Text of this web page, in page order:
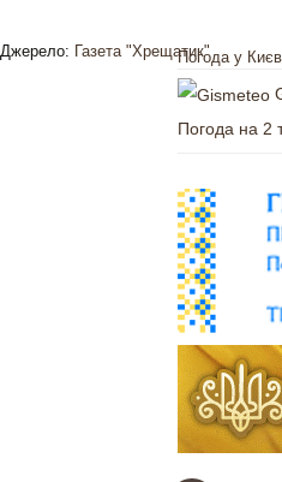
Джерело: Газета "Хрещатик"Погода у
Погода на 2